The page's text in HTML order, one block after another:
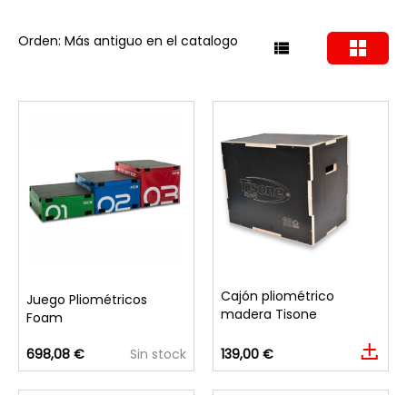
Orden: Más antiguo en el catalogo
Juego Pliométricos
Foam
698,08 €
Sin stock
Cajón pliométrico
madera Tisone
139,00 €